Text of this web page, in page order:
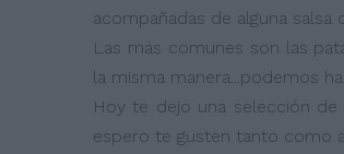
acompañadas de alguna salsa
Las más comunes son las
la misma manera...podemos
Hoy te dejo una selección
espero te gusten tanto como